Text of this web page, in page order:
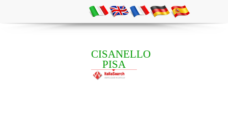
CISANELLO
PISA